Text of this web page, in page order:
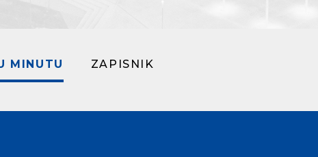
MINUTU ZAPISNIK